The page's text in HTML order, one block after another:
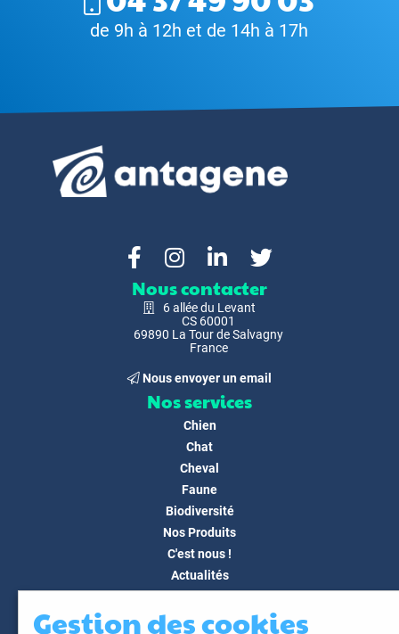
de 9h à 12h et de 14h à 17h
Nous contacter
6 allée du Levant
CS 60001
69890 La Tour de Salvagny
France
Nous envoyer un email
Nos services
Chien
Chat
Cheval
Faune
Biodiversité
Nos Produits
C'est nous !
Actualités
FAQ
Gestion des cookies